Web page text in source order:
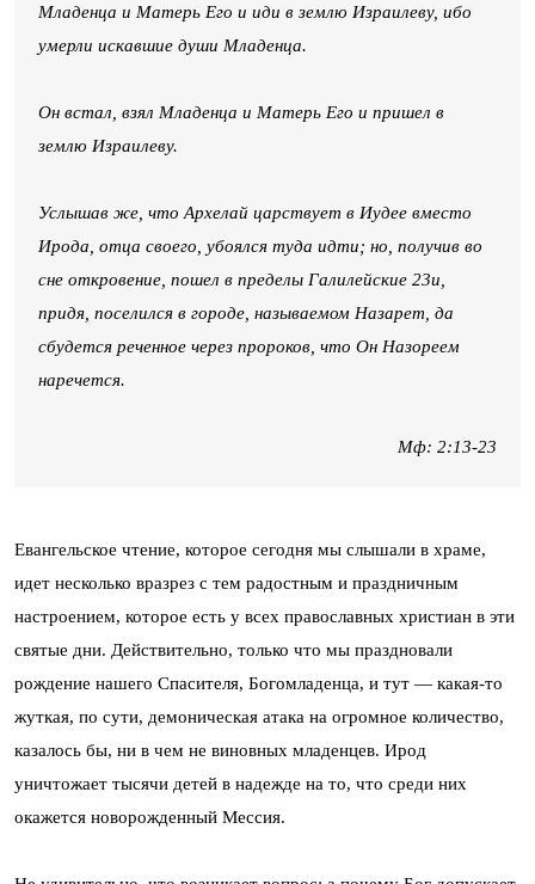
Младенца и Матерь Его и иди в землю Израилеву, ибо
умерли искавшие души Младенца.
Он встал, взял Младенца и Матерь Его и пришел в
землю Израилеву.
Услышав же, что Архелай царствует в Иудее вместо
Ирода, отца своего, убоялся туда идти; но, получив во
сне откровение, пошел в пределы Галилейские 23и,
придя, поселился в городе, называемом Назарет, да
сбудется реченное через пророков, что Он Назореем
наречется.
Мф: 2:13-23
Евангельское чтение, которое сегодня мы слышали в храме,
идет несколько вразрез с тем радостным и праздничным
настроением, которое есть у всех православных христиан в эти
святые дни. Действительно, только что мы праздновали
рождение нашего Спасителя, Богомладенца, и тут — какая-то
жуткая, по сути, демоническая атака на огромное количество,
казалось бы, ни в чем не виновных младенцев. Ирод
уничтожает тысячи детей в надежде на то, что среди них
окажется новорожденный Мессия.